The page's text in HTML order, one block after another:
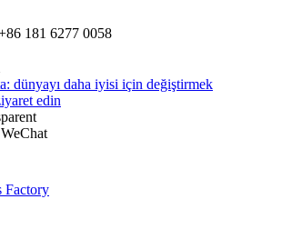
181 6277 0058
dünyayı daha iyisi için değiştirmek
edin